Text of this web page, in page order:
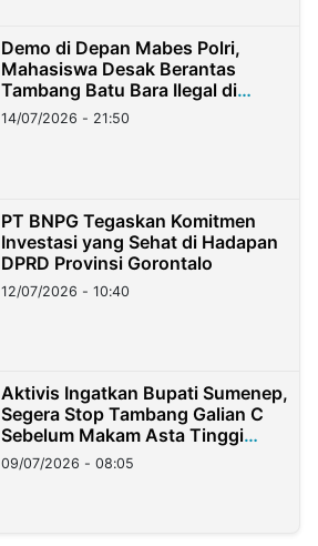
Demo di Depan Mabes Polri,
Mahasiswa Desak Berantas
Tambang Batu Bara Ilegal di
Lampung
14/07/2026 - 21:50
PT BNPG Tegaskan Komitmen
Investasi yang Sehat di Hadapan
DPRD Provinsi Gorontalo
12/07/2026 - 10:40
Aktivis Ingatkan Bupati Sumenep,
Segera Stop Tambang Galian C
Sebelum Makam Asta Tinggi
Longsor
09/07/2026 - 08:05